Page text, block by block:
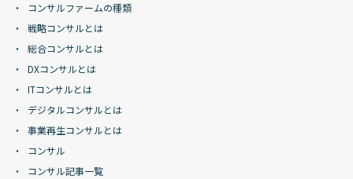
コンサルファームの種類
戦略コンサルとは
総合コンサルとは
DXコンサルとは
ITコンサルとは
デジタルコンサルとは
事業再生コンサルとは
コンサル
コンサル記事一覧